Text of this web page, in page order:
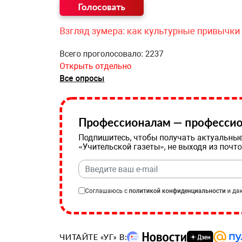
Взгляд зумера: как культурные
Всего проголосовало: 2237
Открыть отдельно
Все опросы
Профессионалам —
Подпишитесь, чтобы получать
«Учительской газеты», не выходя из
Соглашаюсь с политикой конфиденциальности и
ЧИТАЙТЕ «УГ» В: